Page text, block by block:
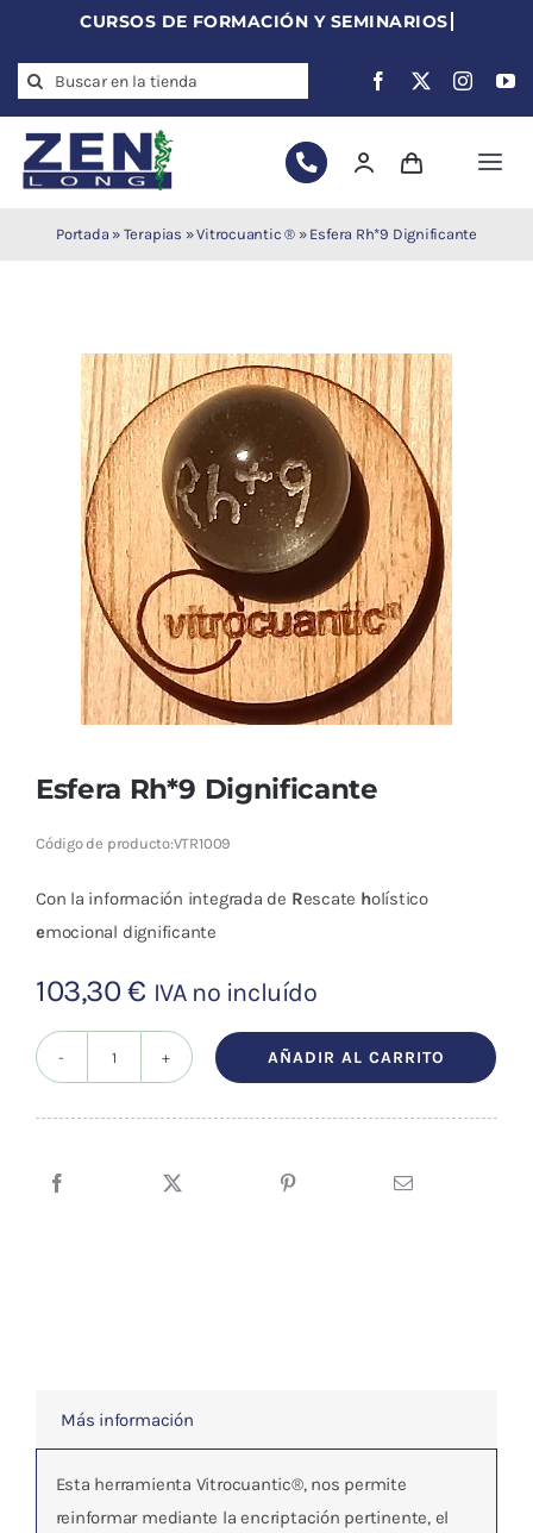
content
Search
for:
acupuntura
Auriculoterapia
Auriculomedicina
Electroacupuntura
Laserpuntura
Cromoterapia
Fisioterapia
y masaje
Magnetoterapia
Terapias
Material
Material de
Portada » Terapias »Vitrocuantic ® » Esfera Rh*9 Dignificante
Esfera Rh*9 Dignificante
Código de producto:VTR1009
Con la información integrada de Rescate holístico
emocional dignificante
103,30€ IVA no incluído
cantidad
AÑADIR AL CARRITO
Más información
Esta herramienta Vitrocuantic®, nos permite
reinformar mediante la encriptación pertinente, el